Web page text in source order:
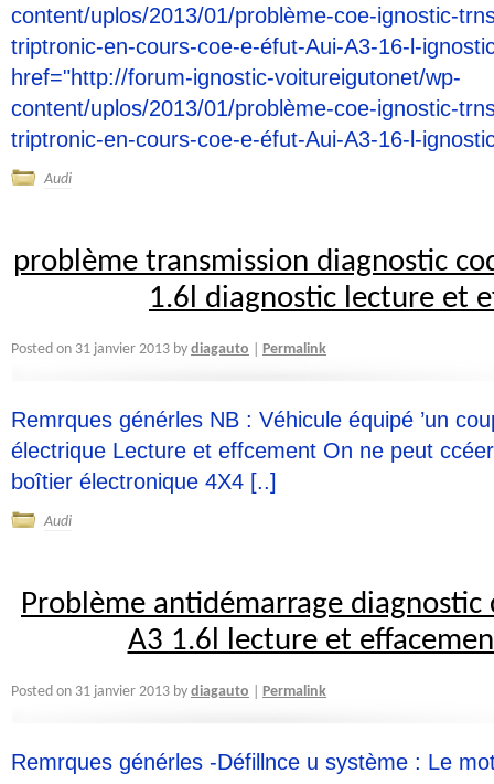
content/uplos/2013/01/problème-coe-ignostic-
triptronic-en-cours-coe-e-éfut-Aui-A3-16-l-
href="http://forum-ignostic-voitureigutonet/wp-
content/uplos/2013/01/problème-coe-ignostic-
triptronic-en-cours-coe-e-éfut-Aui-A3-16-l-
Audi
problème transmission diagnostic
1.6l diagnostic lecture et
Posted on 31 janvier 2013 by diagauto Permalink
Remrques générles NB : Véhicule équipé ’un
électrique Lecture et effcement On ne peut
boîtier électronique 4X4 [..]
Audi
Problème antidémarrage
A3 1.6l lecture et
Posted on 31 janvier 2013 by diagauto Permalink
Remrques générles -Défillnce u système : Le